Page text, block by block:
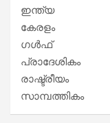
ഇന്ത്യ
കേരളം
ഗൾഫ്
പ്രാദേശികം
രാഷ്ട്രീയം
സാമ്പത്തികം